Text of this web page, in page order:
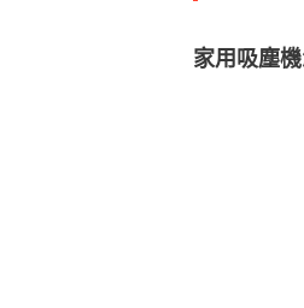
家用吸塵